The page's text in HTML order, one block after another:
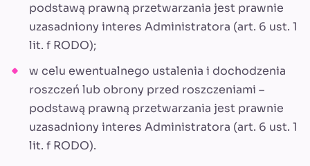
podstawą prawną przetwarzania jest prawnie
uzasadniony interes Administratora (art. 6 ust. 1
lit. f RODO);
w celu ewentualnego ustalenia i dochodzenia
roszczeń lub obrony przed roszczeniami –
podstawą prawną przetwarzania jest prawnie
uzasadniony interes Administratora (art. 6 ust. 1
lit. f RODO).